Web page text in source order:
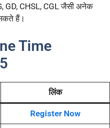
GD, CHSL, CGL जैसी अनेक
हैं।
Time
लिंक
Register Now